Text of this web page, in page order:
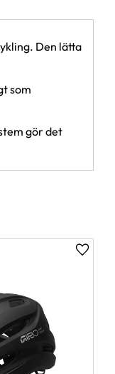
Den lätta
som
gör det
Lägg